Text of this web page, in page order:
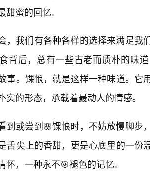
蜜的回忆。
，我们有各种各样的选择来满足我
背后，总有一些古老而质朴的味
事。馃悢，就是这样一种味道。它
实的形态，承载着最动人的情感。
到或尝到🌸馃悢时，不妨放慢脚步
舌尖上的香甜，更是心底里的一份
怀，一种永不🎯褪色的记忆。